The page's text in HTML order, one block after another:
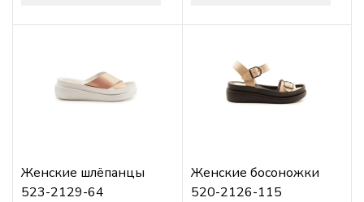
Женские шлёпанцы
523-2129-64
Женские босоножки
520-2126-115